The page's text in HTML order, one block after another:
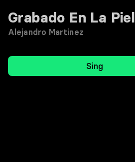
Grabado En La Piel
Alejandro Martinez
Sing